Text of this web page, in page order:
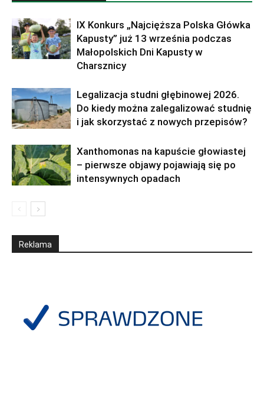
IX Konkurs „Najcięższa Polska Główka
Kapusty” już 13 września podczas
Małopolskich Dni Kapusty w
Charsznicy
Legalizacja studni głębinowej 2026.
Do kiedy można zalegalizować studnię
i jak skorzystać z nowych przepisów?
Xanthomonas na kapuście głowiastej
– pierwsze objawy pojawiają się po
intensywnych opadach
Reklama